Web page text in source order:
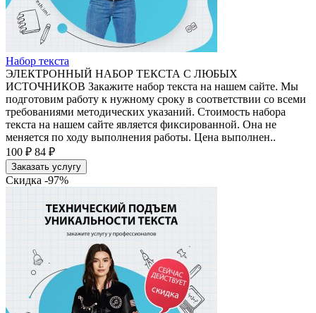
Набор текста
ЭЛЕКТРОННЫЙ НАБОР ТЕКСТА С ЛЮБЫХ
ИСТОЧНИКОВ Закажите набор текста на нашем сайте. Мы
подготовим работу к нужному сроку в соответствии со всеми
требованиями методических указаний. Стоимость набора
текста на нашем сайте является фиксированной. Она не
меняется по ходу выполнения работы. Цена выполнен..
100 ₽ 84 ₽
Заказать услугу
Скидка -97%